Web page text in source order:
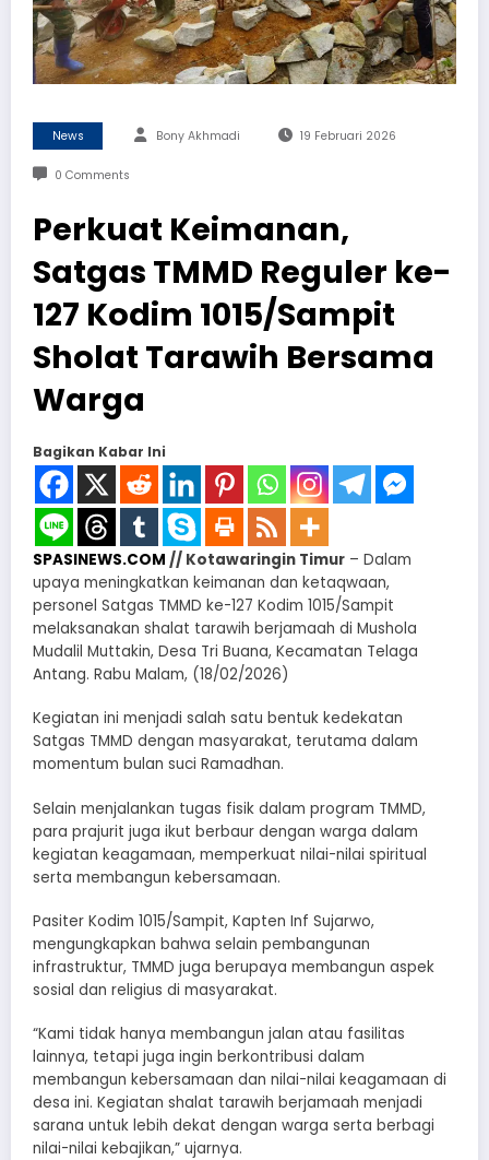
News Bony Akhmadi 19 Februari 2026
0 Comments
Perkuat Keimanan,
Satgas TMMD Reguler ke-
127 Kodim 1015/Sampit
Sholat Tarawih Bersama
Warga
Bagikan Kabar Ini
SPASINEWS.COM // Kotawaringin Timur – Dalam
upaya meningkatkan keimanan dan ketaqwaan,
personel Satgas TMMD ke-127 Kodim 1015/Sampit
melaksanakan shalat tarawih berjamaah di Mushola
Mudalil Muttakin, Desa Tri Buana, Kecamatan Telaga
Antang. Rabu Malam, (18/02/2026)
Kegiatan ini menjadi salah satu bentuk kedekatan
Satgas TMMD dengan masyarakat, terutama dalam
momentum bulan suci Ramadhan.
Selain menjalankan tugas fisik dalam program TMMD,
para prajurit juga ikut berbaur dengan warga dalam
kegiatan keagamaan, memperkuat nilai-nilai spiritual
serta membangun kebersamaan.
Pasiter Kodim 1015/Sampit, Kapten Inf Sujarwo,
mengungkapkan bahwa selain pembangunan
infrastruktur, TMMD juga berupaya membangun aspek
sosial dan religius di masyarakat.
“Kami tidak hanya membangun jalan atau fasilitas
lainnya, tetapi juga ingin berkontribusi dalam
membangun kebersamaan dan nilai-nilai keagamaan di
desa ini. Kegiatan shalat tarawih berjamaah menjadi
sarana untuk lebih dekat dengan warga serta berbagi
nilai-nilai kebajikan,” ujarnya.